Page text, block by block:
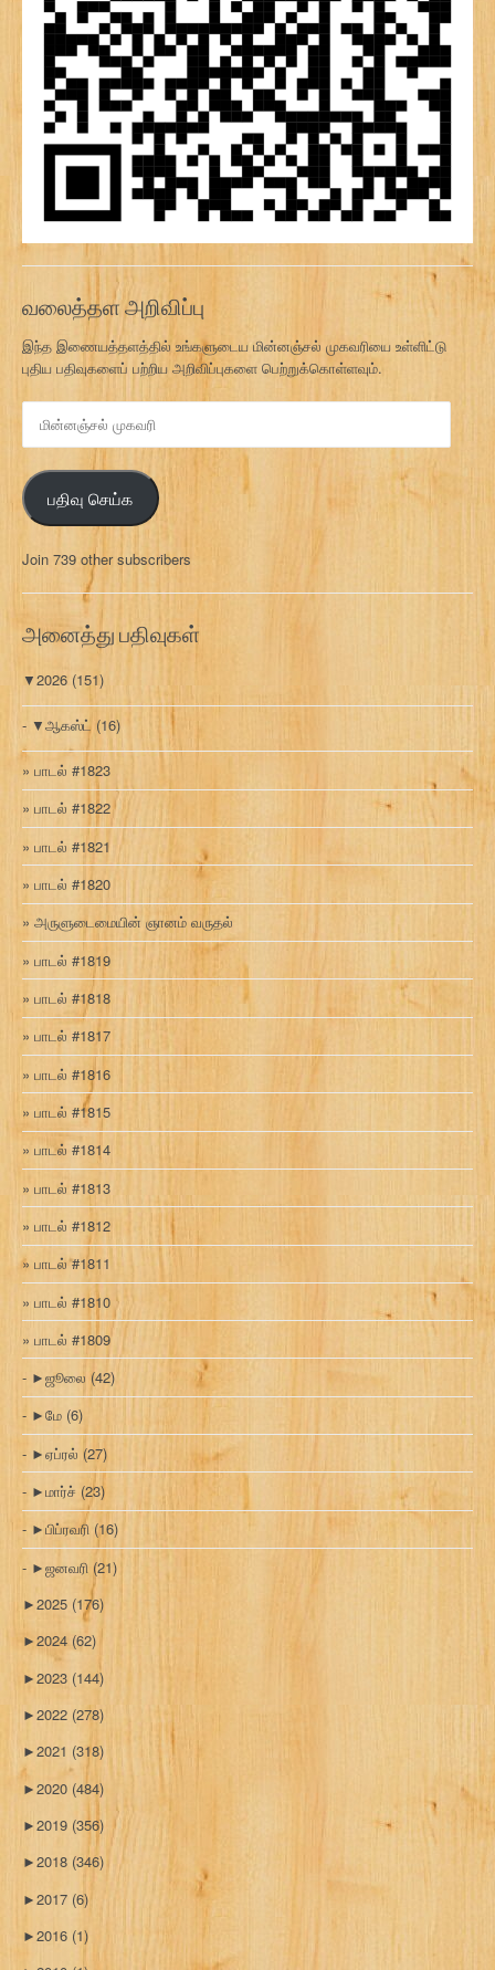
வலைத்தள அறிவிப்பு
இந்த இணையத்தளத்தில் உங்களுடைய மின்னஞ்சல் முகவரியை உள்ளிட்டு
புதிய பதிவுகளைப் பற்றிய அறிவிப்புகளை பெற்றுக்கொள்ளவும்.
ன
ஞ்
ச
ல்
க
வ
பதிவு செய்க
Join 739 other subscribers
அனைத்து பதிவுகள்
▼2026 (151)
▼ஆகஸ்ட் (16)
பாடல் #1823
பாடல் #1822
பாடல் #1821
பாடல் #1820
அருளுடைமையின் ஞானம் வருதல்
பாடல் #1819
பாடல் #1818
பாடல் #1817
பாடல் #1816
பாடல் #1815
பாடல் #1814
பாடல் #1813
பாடல் #1812
பாடல் #1811
பாடல் #1810
பாடல் #1809
►ஜூலை (42)
►மே (6)
►ஏப்ரல் (27)
►மார்ச் (23)
►பிப்ரவரி (16)
►ஜனவரி (21)
►2025 (176)
►2024 (62)
►2023 (144)
►2022 (278)
►2021 (318)
►2020 (484)
►2019 (356)
►2018 (346)
►2017 (6)
►2016 (1)